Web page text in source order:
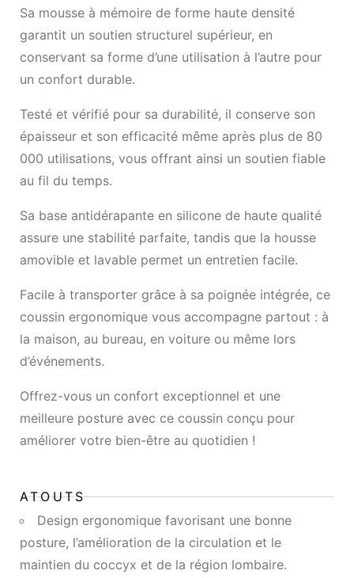
Sa mousse à mémoire de forme haute densité
garantit un soutien structurel supérieur, en
conservant sa forme d’une utilisation à l’autre pour
un confort durable.
Testé et vérifié pour sa durabilité, il conserve son
épaisseur et son efficacité même après plus de 80
000 utilisations, vous offrant ainsi un soutien fiable
au fil du temps.
Sa base antidérapante en silicone de haute qualité
assure une stabilité parfaite, tandis que la housse
amovible et lavable permet un entretien facile.
Facile à transporter grâce à sa poignée intégrée, ce
coussin ergonomique vous accompagne partout : à
la maison, au bureau, en voiture ou même lors
d’événements.
Offrez-vous un confort exceptionnel et une
meilleure posture avec ce coussin conçu pour
améliorer votre bien-être au quotidien !
ATOUTS
Design ergonomique favorisant une bonne
posture, l’amélioration de la circulation et le
maintien du coccyx et de la région lombaire.